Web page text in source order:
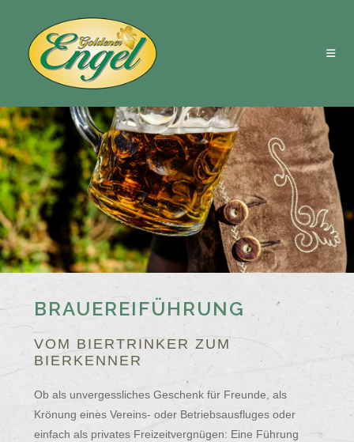
BRAUEREIFÜHRUNG
VOM BIERTRINKER ZUM
BIERKENNER
Ob als unvergessliches Geschenk für Freunde, als
Krönung eines Vereins- oder Betriebsausfluges oder
einfach als privates Freizeitvergnügen: Eine Führung